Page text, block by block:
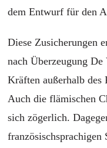
dem Entwurf für den
Diese Zusicherungen
nach Überzeugung
Kräften außerhalb des
Auch die flämischen
sich zögerlich.